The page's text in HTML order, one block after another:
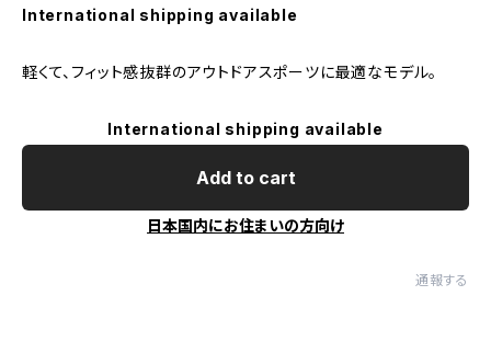
International shipping available
軽くて、フィット感抜群のアウトドアスポーツに最適なモデル。
International shipping available
Add to cart
日本国内にお住まいの方向け
通報する